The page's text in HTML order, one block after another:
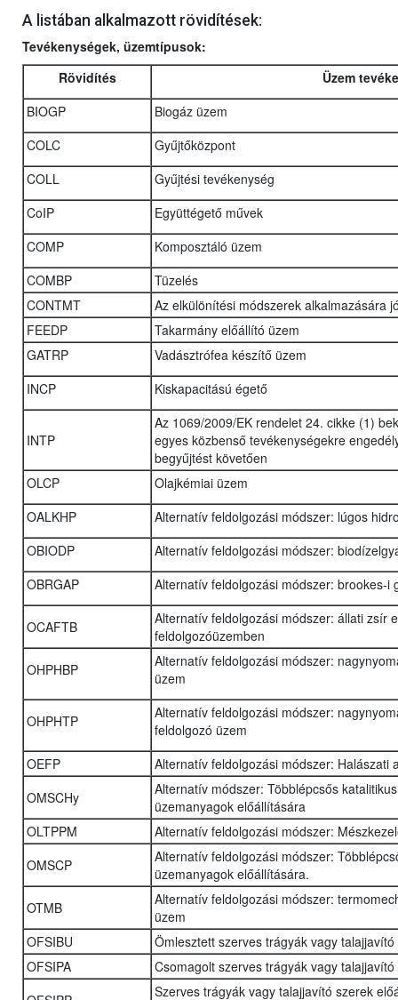
A listában alkalmazott rövidítések:
Tevékenységek, üzemtípusok:
Rövidítés
Üzem
BIOGP
Biogáz üzem
COLC
Gyűjtőközpont
COLL
Gyűjtési tevékenység
CoIP
Együttégető művek
COMP
Komposztáló üzem
COMBP
Tüzelés
CONTMT
Az elkülönítési módszerek alkalmazására
FEEDP
Takarmány előállító üzem
GATRP
Vadásztrófea készítő üzem
INCP
Kiskapacitású égető
INTP
Az 1069/2009/EK rendelet 24. cikke (1)
egyes közbenső tevékenységekre
begyűjtést követően
OLCP
Olajkémiai üzem
OALKHP
Alternatív feldolgozási módszer: lúgos
OBIODP
Alternatív feldolgozási módszer:
OBRGAP
Alternatív feldolgozási módszer: brookes-i
OCAFTB
Alternatív feldolgozási módszer: állati zsír
feldolgozóüzemben
OHPHBP
Alternatív feldolgozási módszer:
üzem
OHPHTP
Alternatív feldolgozási módszer:
feldolgozó üzem
OEFP
Alternatív feldolgozási módszer: Halászati
OMSCHy
Alternatív módszer: Többlépcsős
üzemanyagok előállítására
OLTPPM
Alternatív feldolgozási módszer:
OMSCP
Alternatív feldolgozási módszer:
üzemanyagok előállítására.
OTMB
Alternatív feldolgozási módszer:
üzem
OFSIBU
Ömlesztett szerves trágyák vagy
OFSIPA
Csomagolt szerves trágyák vagy
Szerves trágyák vagy talajjavító szerek